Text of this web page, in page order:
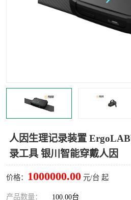
人因生理记录装置
录工具 银川智能穿戴人因
价格： 1000000.00 元/台 起
产品数量： 100.00台
情绪与生理记录
神经营销与消费行为实验